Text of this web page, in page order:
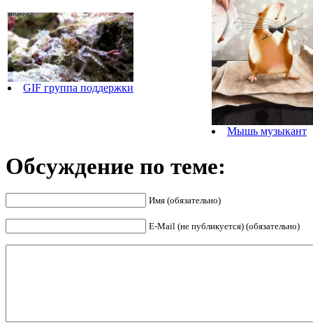
GIF группа поддержки
Мышь музыкант
Обсуждение по теме:
Имя (обязательно)
E-Mail (не публикуется) (обязательно)